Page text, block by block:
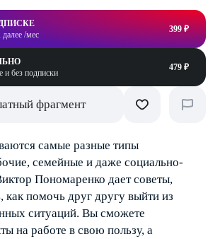
далее /мес
399 ₽
и без подписки
479 ₽
фрагмент
самые разные типы
семейные и даже социально-
Пономаренко дает советы,
как помочь друг другу выйти из
ситуаций. Вы сможете
на работе в свою пользу, а